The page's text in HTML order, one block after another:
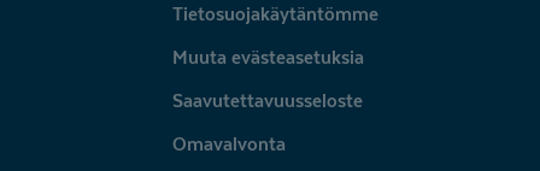
Tietosuojakäytäntömme
Muuta evästeasetuksia
Saavutettavuusseloste
Omavalvonta